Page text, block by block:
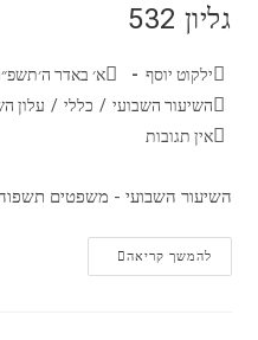
גליון 532
ילקוט יוסף
א׳ באדר ה׳תשפ״ו (18/02/
השיעור השבועי / כללי / עלון
אין תגובות
השיעור השבועי - משפטים
להמשך קריאה